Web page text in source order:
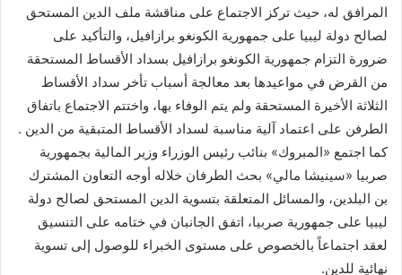
المرافق له، حيث تركز الاجتماع على مناقشة ملف الدين المستحق
لصالح دولة ليبيا على جمهورية الكونغو برازافيل، والتأكيد على
ضرورة التزام جمهورية الكونغو برازافيل بسداد الأقساط المستحقة
من القرض في مواعيدها بعد معالجة أسباب تأخر سداد الأقساط
الثلاثة الأخيرة المستحقة ولم يتم الوفاء بها، واختتم الاجتماع باتفاق
الطرفن على اعتماد آلية مناسبة لسداد الأقساط المتبقية من الدين .
كما اجتمع «المبروك» بنائب رئيس الوزراء وزير المالية بجمهورية
صربيا «سينيشا مالي» بحث الطرفان خلاله أوجه التعاون المشترك
بن البلدين، والمسائل المتعلقة بتسوية الدين المستحق لصالح دولة
ليبيا على جمهورية صربيا، اتفق الجانبان في ختامه على التنسيق
لعقد اجتماعاً بالخصوص على مستوى الخبراء للوصول إلى تسوية
نهائية للدين.